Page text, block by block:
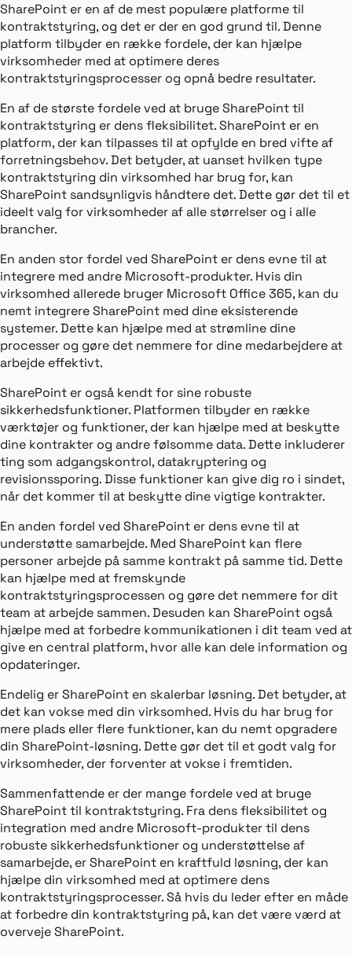
SharePoint er en af de mest populære platforme til
kontraktstyring, og det er der en god grund til. Denne
platform tilbyder en række fordele, der kan hjælpe
virksomheder med at optimere deres
kontraktstyringsprocesser og opnå bedre resultater.
En af de største fordele ved at bruge SharePoint til
kontraktstyring er dens fleksibilitet. SharePoint er en
platform, der kan tilpasses til at opfylde en bred vifte af
forretningsbehov. Det betyder, at uanset hvilken type
kontraktstyring din virksomhed har brug for, kan
SharePoint sandsynligvis håndtere det. Dette gør det til et
ideelt valg for virksomheder af alle størrelser og i alle
brancher.
En anden stor fordel ved SharePoint er dens evne til at
integrere med andre Microsoft-produkter. Hvis din
virksomhed allerede bruger Microsoft Office 365, kan du
nemt integrere SharePoint med dine eksisterende
systemer. Dette kan hjælpe med at strømline dine
processer og gøre det nemmere for dine medarbejdere at
arbejde effektivt.
SharePoint er også kendt for sine robuste
sikkerhedsfunktioner. Platformen tilbyder en række
værktøjer og funktioner, der kan hjælpe med at beskytte
dine kontrakter og andre følsomme data. Dette inkluderer
ting som adgangskontrol, datakryptering og
revisionssporing. Disse funktioner kan give dig ro i sindet,
når det kommer til at beskytte dine vigtige kontrakter.
En anden fordel ved SharePoint er dens evne til at
understøtte samarbejde. Med SharePoint kan flere
personer arbejde på samme kontrakt på samme tid. Dette
kan hjælpe med at fremskynde
kontraktstyringsprocessen og gøre det nemmere for dit
team at arbejde sammen. Desuden kan SharePoint også
hjælpe med at forbedre kommunikationen i dit team ved at
give en central platform, hvor alle kan dele information og
opdateringer.
Endelig er SharePoint en skalerbar løsning. Det betyder, at
det kan vokse med din virksomhed. Hvis du har brug for
mere plads eller flere funktioner, kan du nemt opgradere
din SharePoint-løsning. Dette gør det til et godt valg for
virksomheder, der forventer at vokse i fremtiden.
Sammenfattende er der mange fordele ved at bruge
SharePoint til kontraktstyring. Fra dens fleksibilitet og
integration med andre Microsoft-produkter til dens
robuste sikkerhedsfunktioner og understøttelse af
samarbejde, er SharePoint en kraftfuld løsning, der kan
hjælpe din virksomhed med at optimere dens
kontraktstyringsprocesser. Så hvis du leder efter en måde
at forbedre din kontraktstyring på, kan det være værd at
overveje SharePoint.